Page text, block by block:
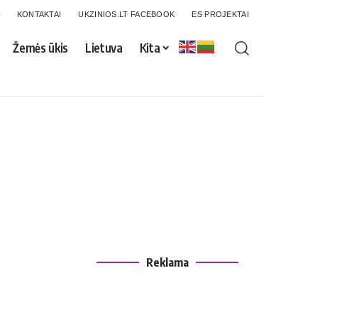
KONTAKTAI UKZINIOS.LT FACEBOOK ES PROJEKTAI
Žemės ūkis Lietuva Kita
Reklama